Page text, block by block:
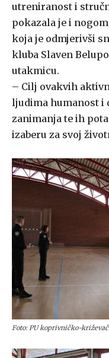
utreniranost i
pokazala je i
koja je odmjerivši
kluba Slaven
utakmicu.
– Cilj ovakvih
ljudima humanost
zanimanja te ih
izaberu za svoj
Foto: PU koprivničko-